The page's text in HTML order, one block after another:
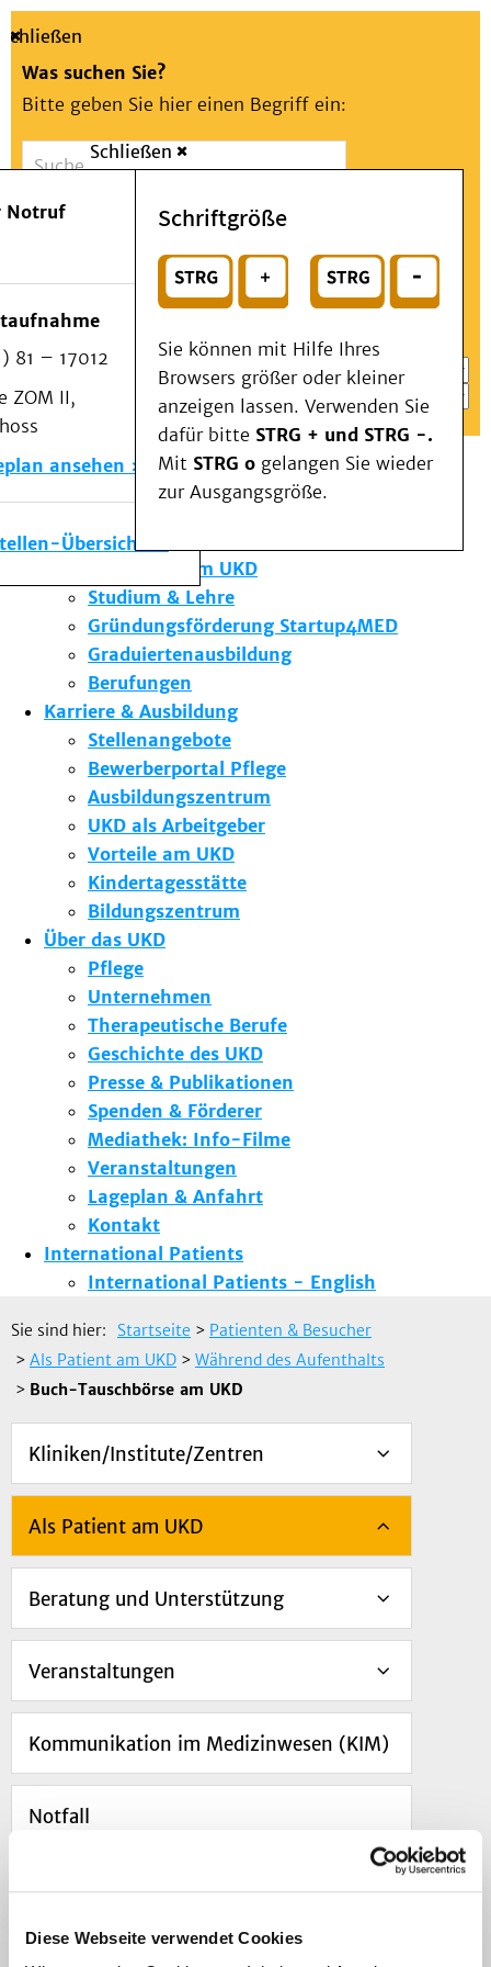
Diese Webseite verwendet Cookies
Suche
Schließen
Was suchen Sie?
Bitte geben Sie hier einen Begriff ein:
Suchen
oder
Wählen Sie ein Thema für Ihren Schnelleinstieg
Notfall
Schließen
Notruf
81 – 17012
ZOM II,
ansehen
Übersicht
Schriftgröße
Sie können mit Hilfe Ihres
Browsers größer oder kleiner
anzeigen lassen. Verwenden Sie
dafür bitte STRG + und STRG -.
Mit STRG o gelangen Sie wieder
zur Ausgangsgröße.
Menü
Patienten & Besucher
Kliniken/Institute/Zentren
Als Patient am UKD
Beratung und Unterstützung
Veranstaltungen
Kommunikation im Medizinwesen (KIM)
Notfall
Forschung & Lehre
Die Institute des UKD
Forschung am UKD
Studium & Lehre
Gründungsförderung Startup4MED
Graduiertenausbildung
Berufungen
Karriere & Ausbildung
Stellenangebote
Bewerberportal Pflege
Ausbildungszentrum
UKD als Arbeitgeber
Vorteile am UKD
Kindertagesstätte
Bildungszentrum
Über das UKD
Pflege
Unternehmen
Therapeutische Berufe
Geschichte des UKD
Presse & Publikationen
Spenden & Förderer
Mediathek: Info-Filme
Veranstaltungen
Lageplan & Anfahrt
Kontakt
International Patients
International Patients - English
Sie sind hier: Startseite > Patienten & Besucher
> Als Patient am UKD > Während des Aufenthalts
> Buch-Tauschbörse am UKD
Kliniken/Institute/Zentren
Als Patient am UKD
Beratung und Unterstützung
Veranstaltungen
Kommunikation im Medizinwesen (KIM)
Notfall